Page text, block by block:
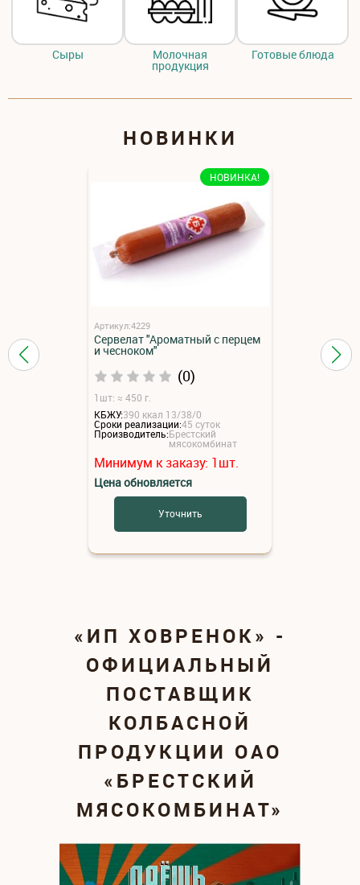
Сыры Молочная
продукция
Готовые блюда
НОВИНКИ
НОВИНКА!
Артикул:4229
Сервелат "Ароматный с перцем
и чесноком"
(0)
1шт: ≈ 450 г.
КБЖУ:390 ккал 13/38/0
Сроки реализации:45 суток
Производитель:Брестский
мясокомбинат
Минимум к заказу: 1шт.
Цена обновляется
Уточнить
«ИП ХОВРЕНОК» -
ОФИЦИАЛЬНЫЙ
ПОСТАВЩИК
КОЛБАСНОЙ
ПРОДУКЦИИ ОАО
«БРЕСТСКИЙ
МЯСОКОМБИНАТ»